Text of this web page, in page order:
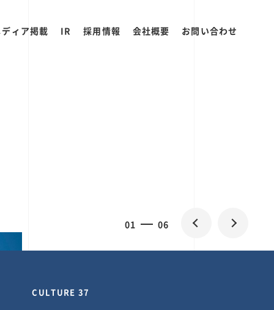
ィア掲載 IR 採用情報 会社概要 お問い合わせ
0 06
CULTURE 30